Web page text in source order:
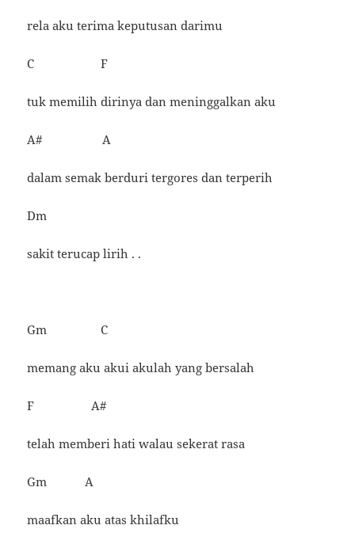
rela aku terima keputusan darimu
C F
tuk memilih dirinya dan meninggalkan aku
A# A
dalam semak berduri tergores dan terperih
Dm
sakit terucap lirih . .
Gm C
memang aku akui akulah yang bersalah
F A#
telah memberi hati walau sekerat rasa
Gm A
maafkan aku atas khilafku